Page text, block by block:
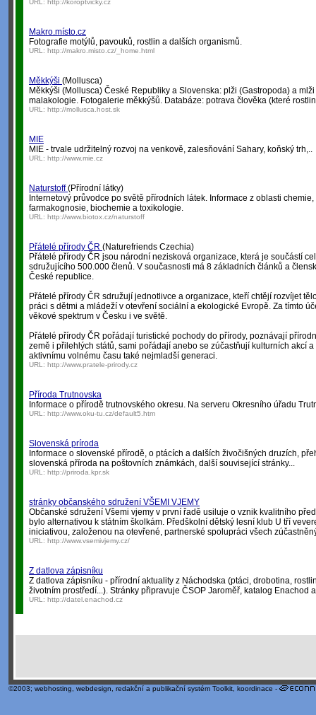
URL: http://koroptvicky.cz
Makro.místo.cz
Fotografie motýlů, pavouků, rostlin a dalších organismů.
URL: http://makro.misto.cz/_home.html
Měkkýši (Mollusca)
Měkkýši (Mollusca) České Republiky a Slovenska: plži (Gastropoda) a
malakologie. Fotogalerie měkkýšů. Databáze: potrava člověka (které
URL: http://mollusca.host.sk
MIE
MIE - trvale udržitelný rozvoj na venkově, zalesňování Sahary, koňský trh,..
URL: http://www.mie.cz
Naturstoff(Přírodní látky)
Internetový průvodce po světě přírodních látek. Informace z oblasti
farmakognosie, biochemie a toxikologie.
URL: http://www.biotox.cz/naturstoff
Přátelé přírody ČR (Naturefriends Czechia)
Přátelé přírody ČR jsou národní nezisková organizace, která je součástí
sdružujícího 500.000 členů. V současnosti má 8 základních článků a
České republice.
Přátelé přírody ČR sdružují jednotlivce a organizace, kteří chtějí rozvíjet
práci s dětmi a mládeží v otevření sociální a ekologické Evropě. Za tímto
věkové spektrum v Česku i ve světě.
Přátelé přírody ČR pořádají turistické pochody do přírody, poznávají
země i přilehlých států, sami pořádají anebo se zúčastňují kulturních akcí
aktivnímu volnému času také nejmladší generaci.
URL: http://www.pratele-prirody.cz
Příroda Trutnovska
Informace o přírodě trutnovského okresu. Na serveru Okresního úřadu
URL: http://www.oku-tu.cz/default5.htm
Slovenská príroda
Informace o slovenské přírodě, o ptácích a dalších živočišných druzích,
slovenská příroda na poštovních známkách, další související stránky...
URL: http://priroda.kpr.sk
stránky občanského sdružení VŠEMI VJEMY
Občanské sdružení Všemi vjemy v první řadě usiluje o vznik kvalitního
bylo alternativou k státním školkám. Předškolní dětský lesní klub U tří
iniciativou, založenou na otevřené, partnerské spolupráci všech
URL: http://www.vsemivjemy.cz/
Z datlova zápisníku
Z datlova zápisníku - přírodní aktuality z Náchodska (ptáci, drobotina,
životním prostředí...). Stránky připravuje ČSOP Jaroměř, katalog Enachod
URL: http://datel.enachod.cz
©2003; webhosting webdesign redakční a publikační systém Toolkit , koordinace -